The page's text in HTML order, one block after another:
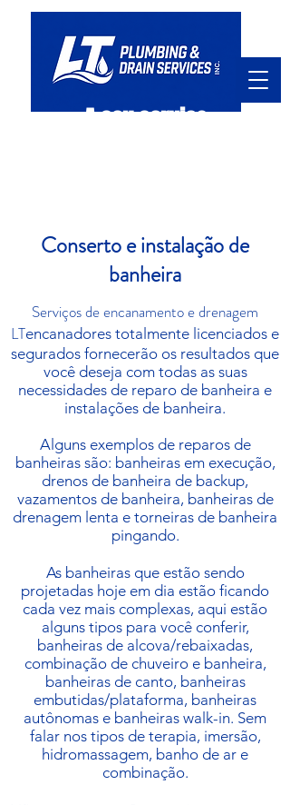
A seu serviço
Conserto e instalação de
banheira
Serviços de encanamento e drenagem
LTencanadores totalmente licenciados e
segurados fornecerão os resultados que
você deseja com todas as suas
necessidades de reparo de banheira e
instalações de banheira.
Alguns exemplos de reparos de
banheiras são: banheiras em execução,
drenos de banheira de backup,
vazamentos de banheira, banheiras de
drenagem lenta e torneiras de banheira
pingando.
As banheiras que estão sendo
projetadas hoje em dia estão ficando
cada vez mais complexas, aqui estão
alguns tipos para você conferir,
banheiras de alcova/rebaixadas,
combinação de chuveiro e banheira,
banheiras de canto, banheiras
embutidas/plataforma, banheiras
autônomas e banheiras walk-in. Sem
falar nos tipos de terapia, imersão,
hidromassagem, banho de ar e
combinação.